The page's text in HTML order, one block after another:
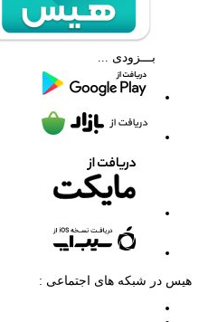
بـــزودی ...
هیس در شبکه های اجتماعی :